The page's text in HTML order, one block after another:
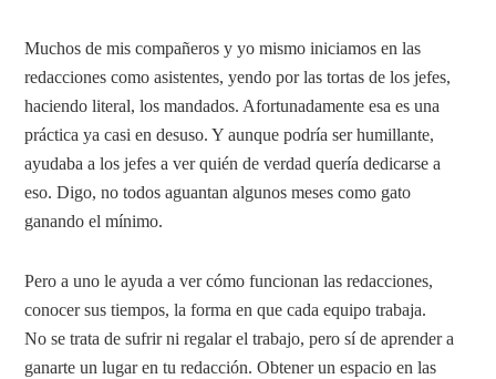
Muchos de mis compañeros y yo mismo iniciamos en las
redacciones como asistentes, yendo por las tortas de los jefes,
haciendo literal, los mandados. Afortunadamente esa es una
práctica ya casi en desuso. Y aunque podría ser humillante,
ayudaba a los jefes a ver quién de verdad quería dedicarse a
eso. Digo, no todos aguantan algunos meses como gato
ganando el mínimo.
Pero a uno le ayuda a ver cómo funcionan las redacciones,
conocer sus tiempos, la forma en que cada equipo trabaja.
No se trata de sufrir ni regalar el trabajo, pero sí de aprender a
ganarte un lugar en tu redacción. Obtener un espacio en las